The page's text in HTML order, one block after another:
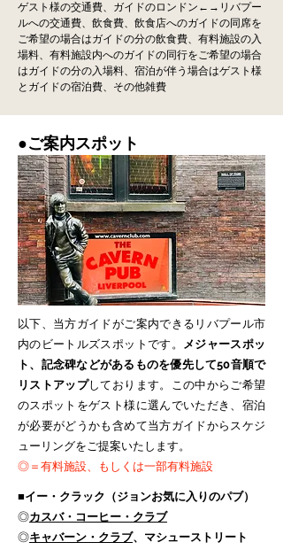
ゲスト様の交通費、ガイドのロンドン←→リバプー
ルへの交通費、飲食費、飲食店へのガイドの同席を
ご希望の場合はガイドの分の飲食費、有料施設の入
場料、有料施設内へのガイドの同行をご希望の場合
はガイドの分の入場料、宿泊が伴う場合はゲスト様
とガイドの宿泊費、その他雑費
​●ご案内スポット
以下、当方ガイドがご案内できるリバプール市
内のビートルズスポットです。 メジャースポッ
ト、記念碑などがあるものを優先して50音順で
リストアップしております。この中からご希望
のスポットをゲスト様に選んでいただき、宿泊
が必要がどうかも含めて当方ガイドからスケジ
ューリングをご提案いたします。
◎＝有料施設、もしくは一部有料施設
■イー・クラック（ジョンお気に入りのパブ）
◎カスバ・コーヒー・クラブ
◎キャバーン・クラブ、マシューストリート